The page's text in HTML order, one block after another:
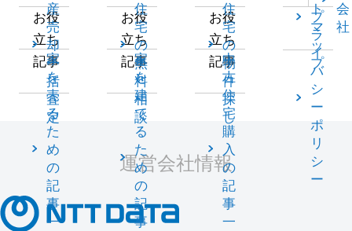
産
売
却
一
括
査
定
お役
立ち
記事
家
を
売
る
た
め
の
記
事
一
住
宅
の
無
料
相
談
お役
立ち
記事
家
を
建
て
る
た
め
の
記
事
住
宅
の
物
件
探
し
お役
立ち
記事
中
古
住
宅
購
入
の
記
事
一
ト
マ
ッ
プ
会
社
プ
ラ
イ
バ
シ
ー
ポ
リ
シ
ー
運営会社情報